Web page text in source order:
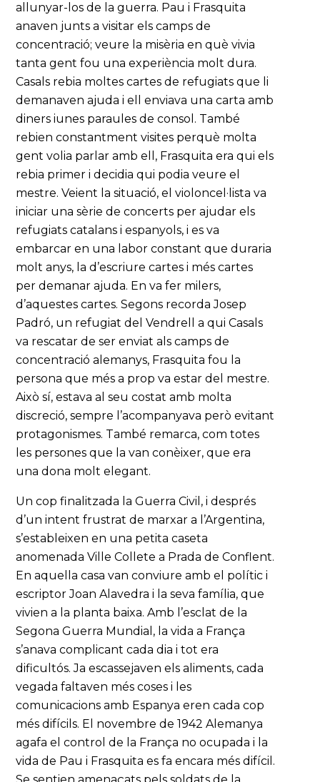
allunyar-los de la guerra. Pau i Frasquita
anaven junts a visitar els camps de
concentració; veure la misèria en què vivia
tanta gent fou una experiència molt dura.
Casals rebia moltes cartes de refugiats que li
demanaven ajuda i ell enviava una carta amb
diners iunes paraules de consol. També
rebien constantment visites perquè molta
gent volia parlar amb ell, Frasquita era qui els
rebia primer i decidia qui podia veure el
mestre. Veient la situació, el violoncel·lista va
iniciar una sèrie de concerts per ajudar els
refugiats catalans i espanyols, i es va
embarcar en una labor constant que duraria
molt anys, la d’escriure cartes i més cartes
per demanar ajuda. En va fer milers,
d’aquestes cartes. Segons recorda Josep
Padró, un refugiat del Vendrell a qui Casals
va rescatar de ser enviat als camps de
concentració alemanys, Frasquita fou la
persona que més a prop va estar del mestre.
Això sí, estava al seu costat amb molta
discreció, sempre l’acompanyava però evitant
protagonismes. També remarca, com totes
les persones que la van conèixer, que era
una dona molt elegant.
Un cop finalitzada la Guerra Civil, i després
d’un intent frustrat de marxar a l’Argentina,
s’estableixen en una petita caseta
anomenada Ville Collete a Prada de Conflent.
En aquella casa van conviure amb el polític i
escriptor Joan Alavedra i la seva família, que
vivien a la planta baixa. Amb l’esclat de la
Segona Guerra Mundial, la vida a França
s’anava complicant cada dia i tot era
dificultós. Ja escassejaven els aliments, cada
vegada faltaven més coses i les
comunicacions amb Espanya eren cada cop
més difícils. El novembre de 1942 Alemanya
agafa el control de la França no ocupada i la
vida de Pau i Frasquita es fa encara més difícil.